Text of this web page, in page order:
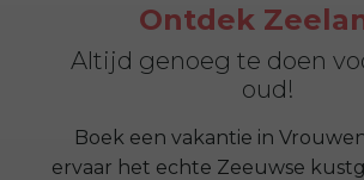
Ontdek
Altijd genoeg te doen
oud!
Boek een vakantie in
ervaar het echte Zeeuwse